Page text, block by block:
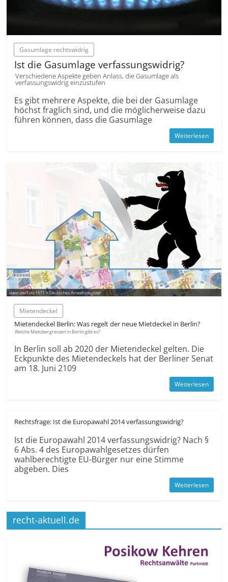
Gasumlage rechtswidrig
Ist die Gasumlage verfassungswidrig?
Verschiedene Aspekte geben Anlass, die Gasumlage als
verfassungswidrig einzustufen
Es gibt mehrere Aspekte, die bei der Gasumlage
höchst fraglich sind, und die möglicherweise dazu
führen können, dass die Gasumlage
Weiterlesen
Mietendeckel
Mietendeckel Berlin: Was regelt der neue Mietdeckel in Berlin?
Welche Mietobergrenzen in Berlin gibt es?
In Berlin soll ab 2020 der Mietendeckel gelten. Die
Eckpunkte des Mietendeckels hat der Berliner Senat
am 18. Juni 2109
Weiterlesen
Rechtsfrage: Ist die Europawahl 2014 verfassungswidrig?
Ist die Europawahl 2014 verfassungswidrig? Nach §
6 Abs. 4 des Europawahlgesetzes dürfen
wahlberechtigte EU-Bürger nur eine Stimme
abgeben. Dies
Weiterlesen
recht-aktuell.de